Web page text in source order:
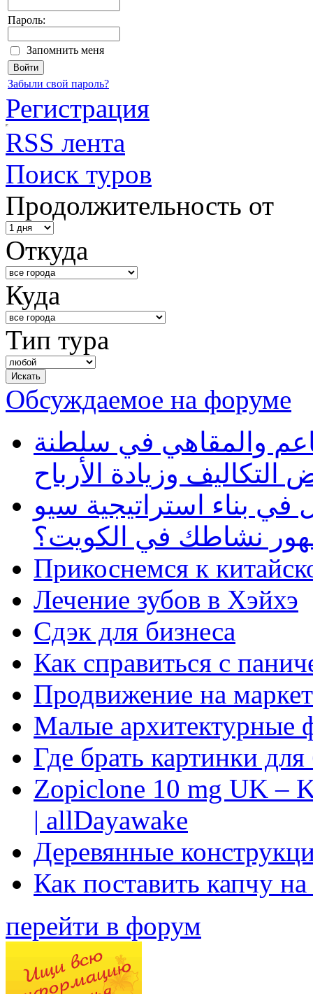
Пароль:
Запомнить меня
Забыли свой пароль?
Регистрация
RSS лента
Поиск туров
Продолжительность от
Откуда
Куда
Тип тура
Обсуждаемое на форуме
والمقاهي في سلطنة
وزيادة الأرباح
بناء استراتيجية سيو
نشاطك في الكويت؟
Прикоснемся к
Лечение зубов в Хэйхэ
Сдэк для бизнеса
Как справиться с
Продвижение на
Малые архитектурные
Где брать картинки
Zopiclone 10 mg UK –
| allDayawake
Деревянные
Как поставить капчу
перейти в форум